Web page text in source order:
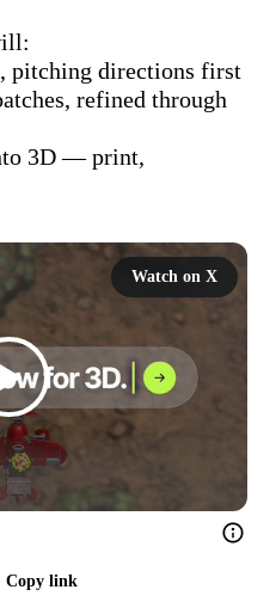
pitching directions first
refined through
3D — print,
Watch on X
Copy link